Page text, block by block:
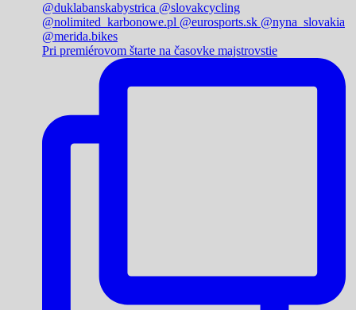
Pri premiérovom štarte na časovke majstrovstie